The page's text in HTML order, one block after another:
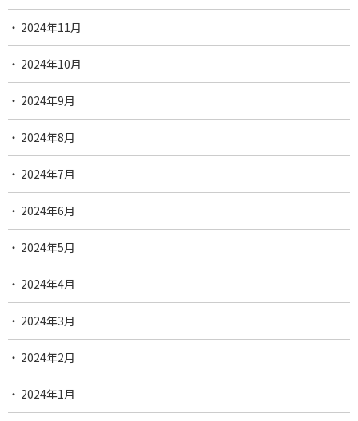
2024年11月
2024年10月
2024年9月
2024年8月
2024年7月
2024年6月
2024年5月
2024年4月
2024年3月
2024年2月
2024年1月